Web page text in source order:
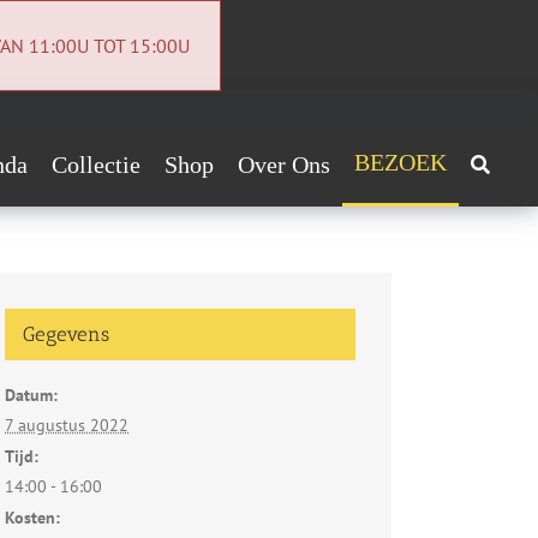
11:00U TOT 15:00U
Collectie Shop Over Ons BEZOEK
Gegevens
Datum:
7 augustus 2022
Tijd:
14:00 - 16:00
Kosten: